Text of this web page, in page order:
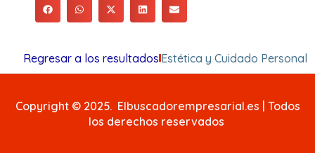
Regresar a los resultadosEstética y Cuidado Personal
Copyright © 2025. Elbuscadorempresarial.es | Todos
los derechos reservados